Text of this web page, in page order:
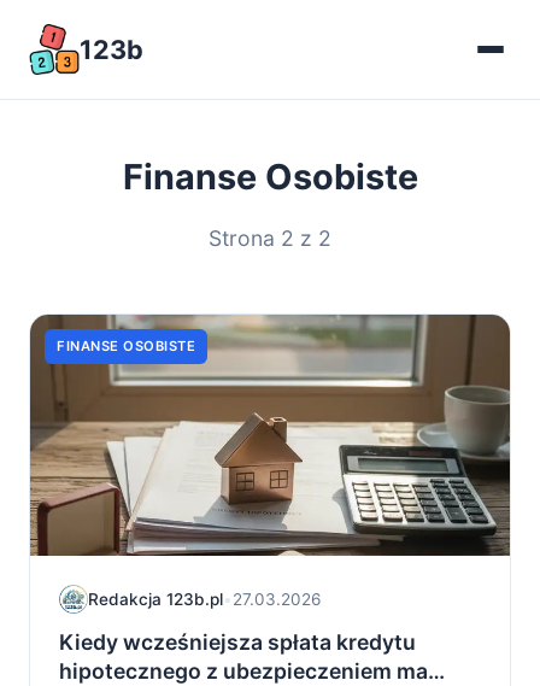
123b
Finanse Osobiste
Strona 2 z 2
FINANSE OSOBISTE
Redakcja 123b.pl•27.03.2026
Kiedy wcześniejsza spłata kredytu
hipotecznego z ubezpieczeniem ma